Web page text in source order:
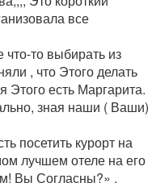
все
то выбирать из
, что Этого делать
Этого есть Маргарита.
зная наши ( Ваши)
посетить курорт на
лучшем отеле на его
Вы Согласны?» .